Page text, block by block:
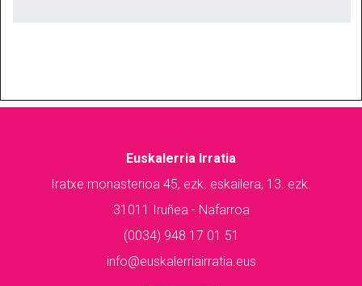
Euskalerria Irratia
Iratxe monasterioa 45, ezk. eskailera, 13. ezk.
31011 Iruñea - Nafarroa
(0034) 948 17 01 51
info@euskalerriairratia.eus